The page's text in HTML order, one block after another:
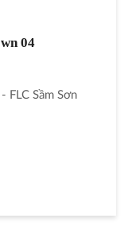
04
FLC Sầm Sơn